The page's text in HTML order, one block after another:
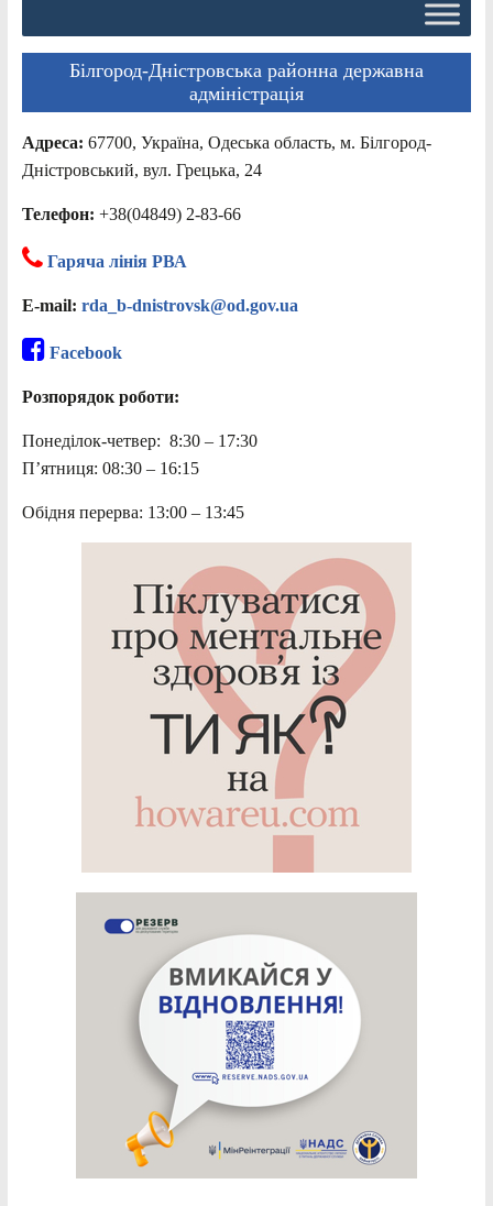
Білгород-Дністровська районна державна
адміністрація
Адреса: 67700, Україна, Одеська область, м. Білгород-
Дністровський, вул. Грецька, 24
Телефон: +38(04849) 2-83-66
Гаряча лінія РВА
E-mail: rda_b-dnistrovsk@od.gov.ua
Facebook
Розпорядок роботи:
Понеділок-четвер: 8:30 – 17:30
П’ятниця: 08:30 – 16:15
Обідня перерва: 13:00 – 13:45